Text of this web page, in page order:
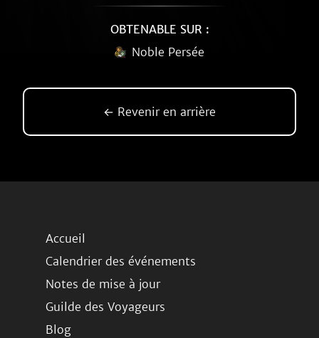
OBTENABLE SUR :
Noble Persée
← Revenir en arrière
Accueil
Calendrier des événements
Notes de mise à jour
Guilde des Voyageurs
Blog